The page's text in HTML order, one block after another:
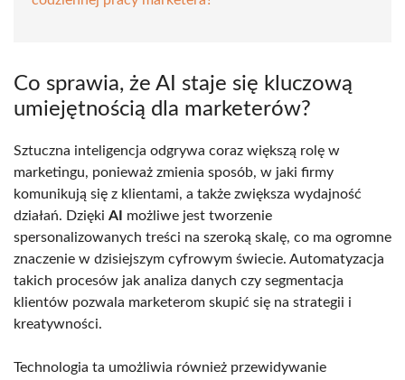
Co sprawia, że AI staje się kluczową
umiejętnością dla marketerów?
Sztuczna inteligencja odgrywa coraz większą rolę w
marketingu, ponieważ zmienia sposób, w jaki firmy
komunikują się z klientami, a także zwiększa wydajność
działań. Dzięki AI
możliwe jest tworzenie
spersonalizowanych treści na szeroką skalę, co ma ogromne
znaczenie w dzisiejszym cyfrowym świecie. Automatyzacja
takich procesów jak analiza danych czy segmentacja
klientów pozwala marketerom skupić się na strategii i
kreatywności.
Technologia ta umożliwia również przewidywanie